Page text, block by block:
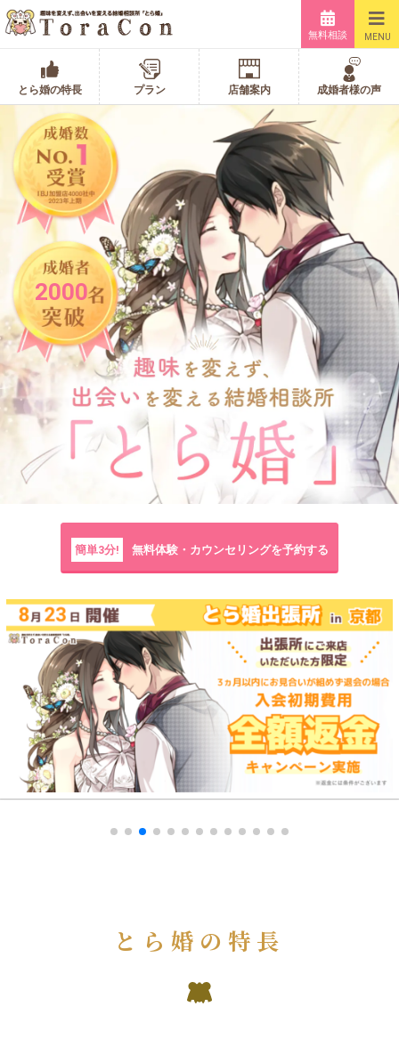
無料相談 MENU
とら婚の特長 プラン 店舗案内 成婚者様の声
2000
簡単3分! 無料体験・カウンセリングを予約する
とら婚の特長